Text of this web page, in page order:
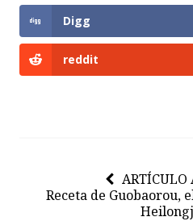
Digg
reddit
ARTÍCULO
Receta de Guobaorou,